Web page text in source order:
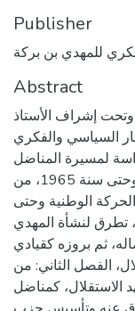
Publisher
للمهدي بن بركة
Abstract
وتحت إشراف الأستاذ
السياسي والفكري
1965، وهي دراسة لمسيرة المناضل
المغربي المهدي بن بركة من سنة 1934 وحتى سنة 1965، من
الوطنية وحتى
تطرق لنشأة المهدي
ثم بروزه كقيادي
الفصل الثاني: من
كمناضل